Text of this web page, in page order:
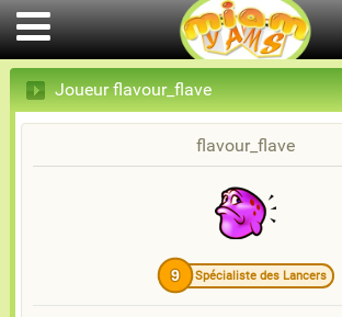
Joueur flavour_flave
flavour_flave
9 Spécialiste des Lancers